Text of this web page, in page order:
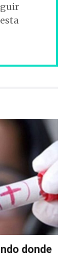
donde